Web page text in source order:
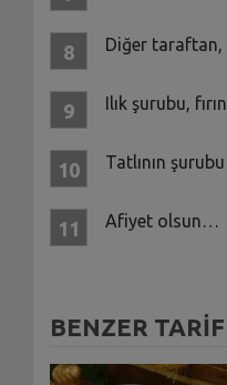
Diğer taraftan,
Ilık şurubu,
Tatlının
Afiyet olsun…
BENZER